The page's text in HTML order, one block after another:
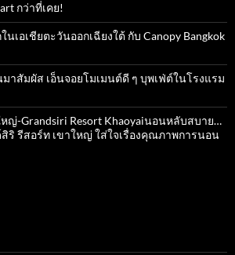
กว่าที่เคย!
นเอเชียตะวันออกเฉียงใต้ กับ Canopy Bangkok
าสัมผัส เอ็นจอยโมเมนต์ดี ๆ บุพเฟ่ต์ในโรงแรม
ญ่​-Grandsiri​ Resort​ Khaoyaiนอนหลับสบาย…
ริ รีสอร์ท เขาใหญ่ ใส่ใจเรื่องคุณภาพการนอน